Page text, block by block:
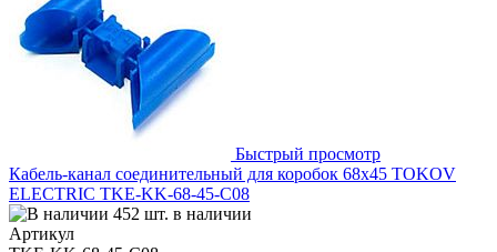
Быстрый просмотр
Кабель-канал соединительный для коробок 68х45 TOKOV
ELECTRIC TKE-KK-68-45-C08
452 шт. в наличии
Артикул